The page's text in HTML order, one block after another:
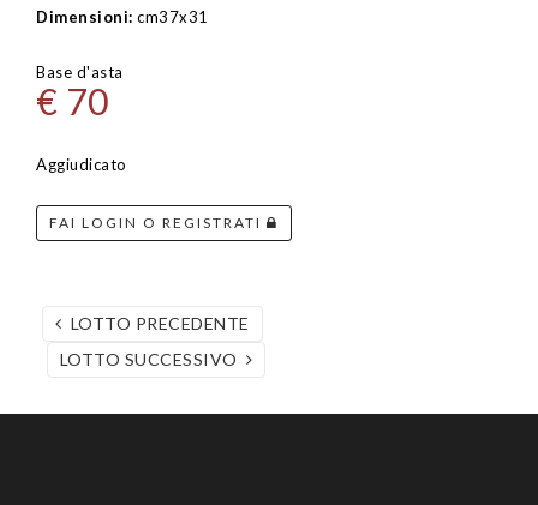
Dimensioni: cm37x31
Base d'asta
€ 70
Aggiudicato
FAI LOGIN O REGISTRATI
LOTTO PRECEDENTE
LOTTO SUCCESSIVO